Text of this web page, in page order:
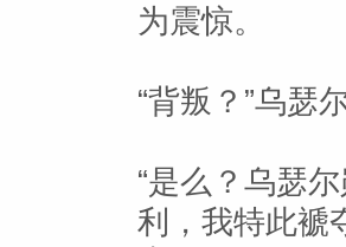
为震惊。
“背叛？”乌瑟
“是么？乌瑟
利，我特此褫